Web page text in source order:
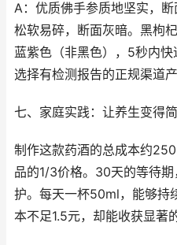
A：优质佛手参质地坚实，
松软易碎，断面灰暗。黑枸
蓝紫色（非黑色），5秒内
选择有检测报告的正规渠道产
七、家庭实践：让养生变得
制作这款药酒的总成本约
品的1/3价格。30天的等待
护。每天一杯50ml，能够持
本不足1.5元，却能收获显著